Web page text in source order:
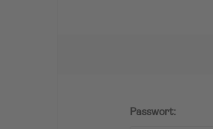
Passwort: